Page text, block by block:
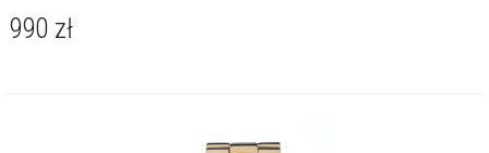
990 zł